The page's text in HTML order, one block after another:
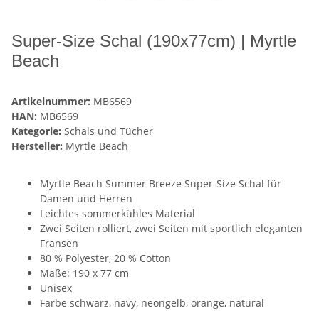
Super-Size Schal (190x77cm) | Myrtle
Beach
Artikelnummer: MB6569
HAN: MB6569
Kategorie: Schals und Tücher
Hersteller: Myrtle Beach
Myrtle Beach Summer Breeze Super-Size Schal für
Damen und Herren
Leichtes sommerkühles Material
Zwei Seiten rolliert, zwei Seiten mit sportlich eleganten
Fransen
80 % Polyester, 20 % Cotton
Maße: 190 x 77 cm
Unisex
Farbe schwarz, navy, neongelb, orange, natural